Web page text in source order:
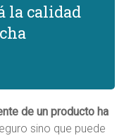
la calidad
de un producto ha
sino que puede